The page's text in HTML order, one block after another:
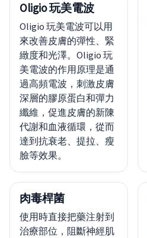
Oligio 玩美電波
Oligio 玩美電波可以用
來改善皮膚的彈性、緊
緻度和光澤。Oligio 玩
美電波的作用原理是通
過高頻電波，刺激皮膚
深層的膠原蛋白和彈力
纖維，促進皮膚的新陳
代謝和血液循環，從而
達到抗衰老、提拉、瘦
臉等效果。
肉毒桿菌
使用時直接把藥注射到
治療部位，阻斷神經肌